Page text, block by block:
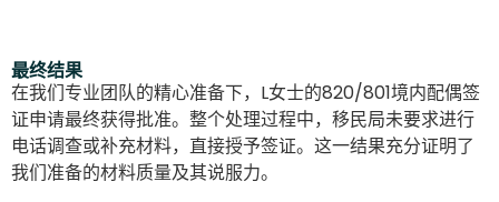
最终结果
在我们专业团队的精心准备下，L女士的820/801境内配偶签
证申请最终获得批准。整个处理过程中，移民局未要求进行
电话调查或补充材料，直接授予签证。这一结果充分证明了
我们准备的材料质量及其说服力。